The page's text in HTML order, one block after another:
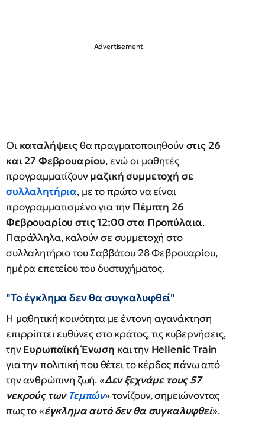
Οι καταλήψειςθα πραγματοποιηθούνστις 26
και 27 Φεβρουαρίου, ενώ οι μαθητές
προγραμματίζουνμαζική συμμετοχή σε
συλλαλητήρια, με το πρώτο να είναι
προγραμματισμένο για την Πέμπτη 26
Φεβρουαρίου στις 12:00 στα Προπύλαια.
Παράλληλα, καλούν σε συμμετοχή στο
συλλαλητήριο του Σαββάτου 28 Φεβρουαρίου,
ημέρα επετείου του δυστυχήματος.
"Το έγκλημα δεν θα συγκαλυφθεί"
Η μαθητική κοινότητα με έντονη αγανάκτηση
επιρρίπτει ευθύνες στο κράτος, τις κυβερνήσεις,
τηνΕυρωπαϊκή Ένωση και την Hellenic Train
για την πολιτική που θέτει το κέρδος πάνω από
την ανθρώπινη ζωή. «Δεν ξεχνάμε τους 57
νεκρούς των Τεμπών» τονίζουν, σημειώνοντας
πως το «έγκλημα αυτό δεν θα συγκαλυφθεί».